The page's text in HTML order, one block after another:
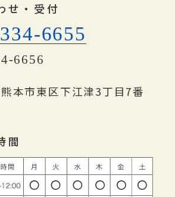
せ・受付
6655
6656
本市東区下江津3丁目7番
間